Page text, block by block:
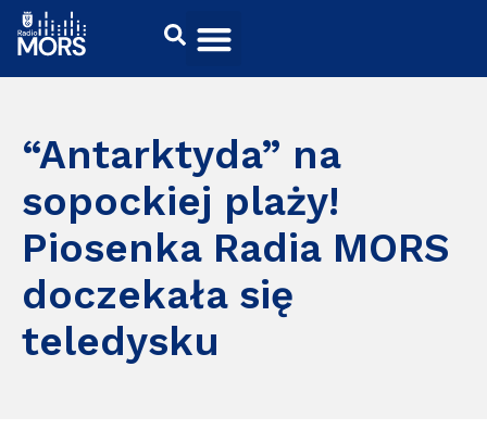
“Antarktyda” na
sopockiej plaży!
Piosenka Radia MORS
doczekała się
teledysku